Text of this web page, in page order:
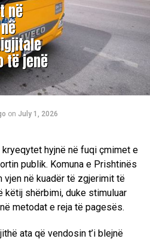
në
të jenë
on July 1, 2026
kryeqytet hyjnë në fuqi çmimet e
publik. Komuna e Prishtinës
vjen në kuadër të zgjerimit të
shërbimi, duke stimuluar
metodat e reja të pagesës.
ata që vendosin t’i blejnë